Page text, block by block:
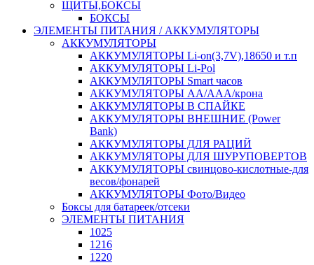
ЩИТЫ,БОКСЫ
БОКСЫ
ЭЛЕМЕНТЫ ПИТАНИЯ / АККУМУЛЯТОРЫ
АККУМУЛЯТОРЫ
АККУМУЛЯТОРЫ Li-on(3,7V),18650 и т.п
АККУМУЛЯТОРЫ Li-Pol
АККУМУЛЯТОРЫ Smart часов
АККУМУЛЯТОРЫ АА/ААА/крона
АККУМУЛЯТОРЫ В СПАЙКЕ
АККУМУЛЯТОРЫ ВНЕШНИЕ (Power
Bank)
АККУМУЛЯТОРЫ ДЛЯ РАЦИЙ
АККУМУЛЯТОРЫ ДЛЯ ШУРУПОВЕРТОВ
АККУМУЛЯТОРЫ свинцово-кислотные-для
весов/фонарей
АККУМУЛЯТОРЫ Фото/Видео
Боксы для батареек/отсеки
ЭЛЕМЕНТЫ ПИТАНИЯ
1025
1216
1220